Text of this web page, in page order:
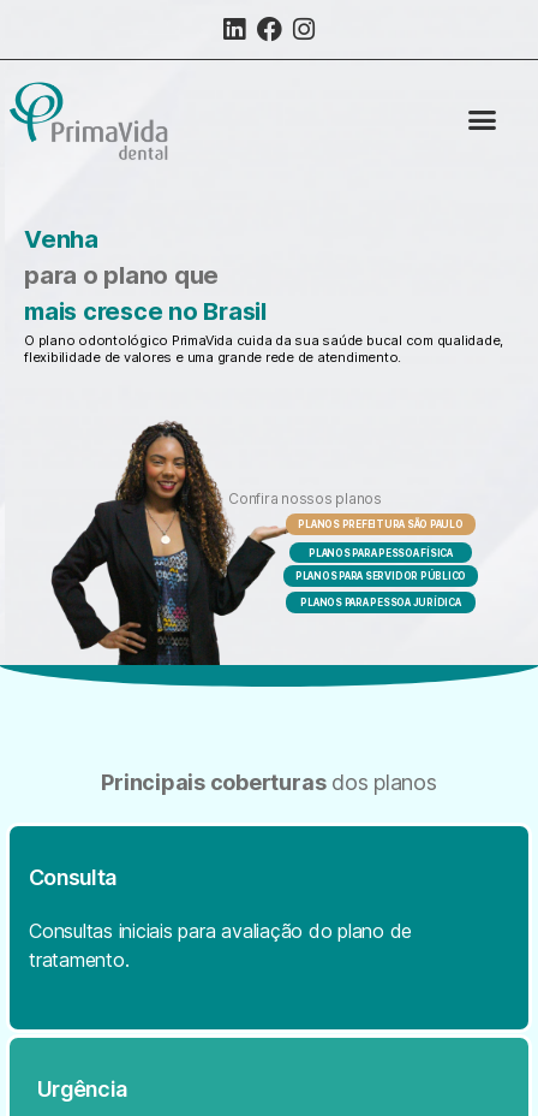
Venha
para o plano que
mais cresce no Brasil
O plano odontológico PrimaVida cuida da sua saúde bucal com qualidade,
flexibilidade de valores e uma grande rede de atendimento.
Confira nossos planos
PLANOS PREFEITURA SÃO PAULO
PLANOS PARA PESSOA FÍSICA
PLANOS PARA SERVIDOR PÚBLICO
PLANOS PARA PESSOA JURÍDICA
Principais coberturasdos planos
Consulta
Consultas iniciais para avaliação do plano de
tratamento.
Urgência